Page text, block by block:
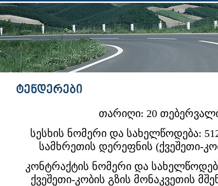
ტენდერები
თარიღი: 20
სესხის ნომერი და სახელწოდება:
სამხრეთის დერეფნის (ქვეშეთი-
კონტრაქტის ნომერი და
ქვეშეთი-კობის გზის მონაკვეთის